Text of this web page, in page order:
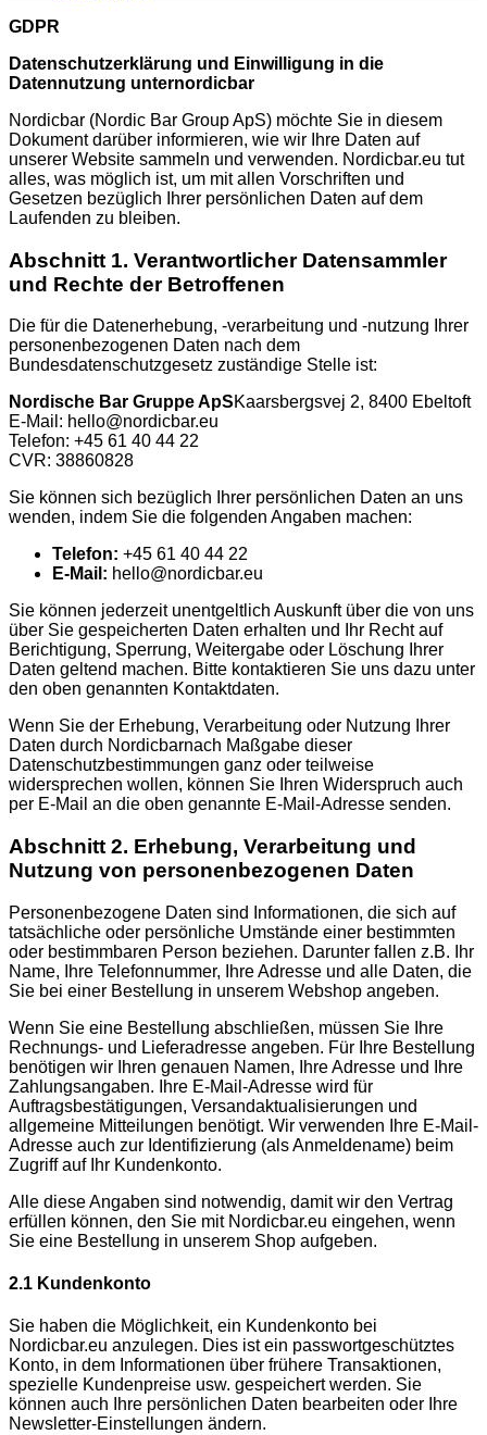
GDPR
Datenschutzerklärung und Einwilligung in die
Datennutzung unternordicbar
Nordicbar (Nordic Bar Group ApS) möchte Sie in diesem
Dokument darüber informieren, wie wir Ihre Daten auf
unserer Website sammeln und verwenden. Nordicbar.eu tut
alles, was möglich ist, um mit allen Vorschriften und
Gesetzen bezüglich Ihrer persönlichen Daten auf dem
Laufenden zu bleiben.
Abschnitt 1. Verantwortlicher Datensammler
und Rechte der Betroffenen
Die für die Datenerhebung, -verarbeitung und -nutzung Ihrer
personenbezogenen Daten nach dem
Bundesdatenschutzgesetz zuständige Stelle ist:
Nordische Bar Gruppe ApSKaarsbergsvej 2, 8400 Ebeltoft
E-Mail: hello@nordicbar.eu
Telefon: +45 61 40 44 22
CVR: 38860828
Sie können sich bezüglich Ihrer persönlichen Daten an uns
wenden, indem Sie die folgenden Angaben machen:
Telefon: +45 61 40 44 22
E-Mail: hello@nordicbar.eu
Sie können jederzeit unentgeltlich Auskunft über die von uns
über Sie gespeicherten Daten erhalten und Ihr Recht auf
Berichtigung, Sperrung, Weitergabe oder Löschung Ihrer
Daten geltend machen. Bitte kontaktieren Sie uns dazu unter
den oben genannten Kontaktdaten.
Wenn Sie der Erhebung, Verarbeitung oder Nutzung Ihrer
Daten durch Nordicbarnach Maßgabe dieser
Datenschutzbestimmungen ganz oder teilweise
widersprechen wollen, können Sie Ihren Widerspruch auch
per E-Mail an die oben genannte E-Mail-Adresse senden.
Abschnitt 2. Erhebung, Verarbeitung und
Nutzung von personenbezogenen Daten
Personenbezogene Daten sind Informationen, die sich auf
tatsächliche oder persönliche Umstände einer bestimmten
oder bestimmbaren Person beziehen. Darunter fallen z.B. Ihr
Name, Ihre Telefonnummer, Ihre Adresse und alle Daten, die
Sie bei einer Bestellung in unserem Webshop angeben.
Wenn Sie eine Bestellung abschließen, müssen Sie Ihre
Rechnungs- und Lieferadresse angeben. Für Ihre Bestellung
benötigen wir Ihren genauen Namen, Ihre Adresse und Ihre
Zahlungsangaben. Ihre E-Mail-Adresse wird für
Auftragsbestätigungen, Versandaktualisierungen und
allgemeine Mitteilungen benötigt. Wir verwenden Ihre E-Mail-
Adresse auch zur Identifizierung (als Anmeldename) beim
Zugriff auf Ihr Kundenkonto.
Alle diese Angaben sind notwendig, damit wir den Vertrag
erfüllen können, den Sie mit Nordicbar.eu eingehen, wenn
Sie eine Bestellung in unserem Shop aufgeben.
2.1 Kundenkonto
Sie haben die Möglichkeit, ein Kundenkonto bei
Nordicbar.eu anzulegen. Dies ist ein passwortgeschütztes
Konto, in dem Informationen über frühere Transaktionen,
spezielle Kundenpreise usw. gespeichert werden. Sie
können auch Ihre persönlichen Daten bearbeiten oder Ihre
Newsletter-Einstellungen ändern.